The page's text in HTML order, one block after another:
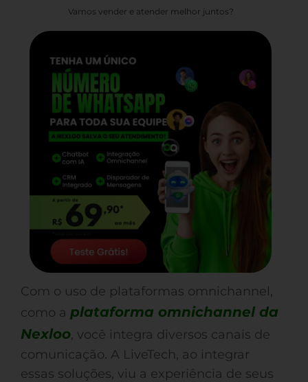
Vamos vender e atender melhor juntos?
Com o uso de plataformas omnichannel,
como a plataforma omnichannel da
Nexloo, você integra diversos canais de
comunicação. A LiveTech, ao integrar
essas soluções, viu a experiência de seus